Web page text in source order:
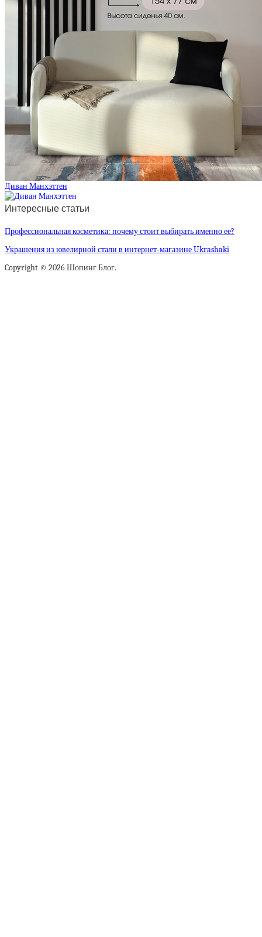
Диван Манхэттен
Интересные статьи
Профессиональная косметика: почему стоит выбирать именно ее?
Украшения из ювелирной стали в интернет-магазине Ukrashaki
Copyright © 2026 Шопинг Блог.